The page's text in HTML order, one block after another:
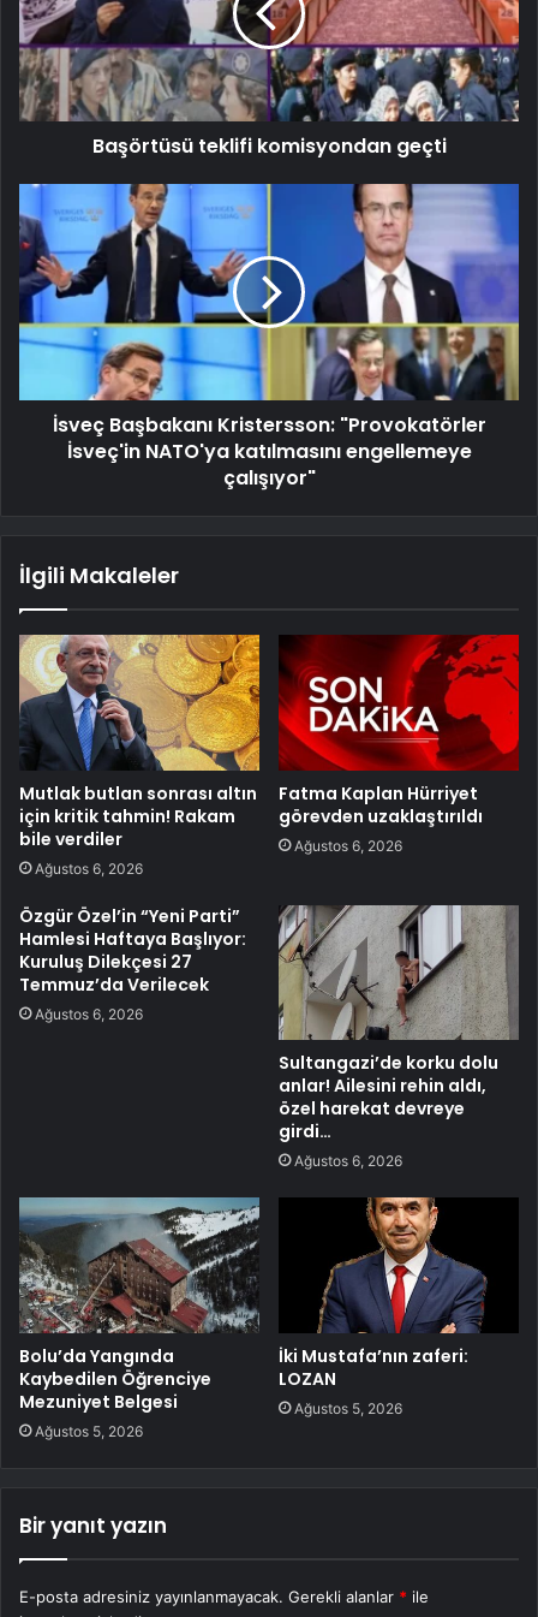
Başörtüsü teklifi komisyondan geçti
İsveç Başbakanı Kristersson: "Provokatörler
İsveç'in NATO'ya katılmasını engellemeye
çalışıyor"
İlgili Makaleler
Mutlak butlan sonrası altın
için kritik tahmin! Rakam
bile verdiler
Ağustos 6, 2026
Fatma Kaplan Hürriyet
görevden uzaklaştırıldı
Ağustos 6, 2026
Özgür Özel’in “Yeni Parti”
Hamlesi Haftaya Başlıyor:
Kuruluş Dilekçesi 27
Temmuz’da Verilecek
Ağustos 6, 2026
Sultangazi’de korku dolu
anlar! Ailesini rehin aldı,
özel harekat devreye
girdi…
Ağustos 6, 2026
Bolu’da Yangında
Kaybedilen Öğrenciye
Mezuniyet Belgesi
Ağustos 5, 2026
İki Mustafa’nın zaferi:
LOZAN
Ağustos 5, 2026
Bir yanıt yazın
E-posta adresiniz yayınlanmayacak. Gerekli alanlar * ile